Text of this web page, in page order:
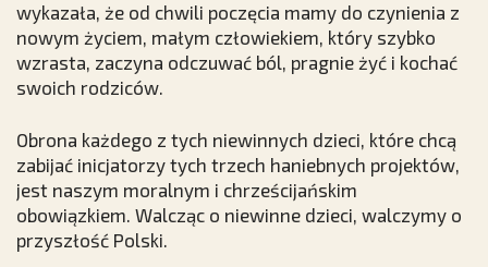
wykazała, że od chwili poczęcia mamy do czynienia z
nowym życiem, małym człowiekiem, który szybko
wzrasta, zaczyna odczuwać ból, pragnie żyć i kochać
swoich rodziców.
Obrona każdego z tych niewinnych dzieci, które chcą
zabijać inicjatorzy tych trzech haniebnych projektów,
jest naszym moralnym i chrześcijańskim
obowiązkiem. Walcząc o niewinne dzieci, walczymy o
przyszłość Polski.